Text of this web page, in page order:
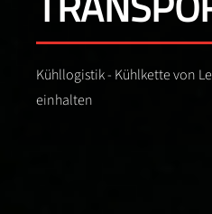
Kühllogistik - Kühlkette von
einhalten